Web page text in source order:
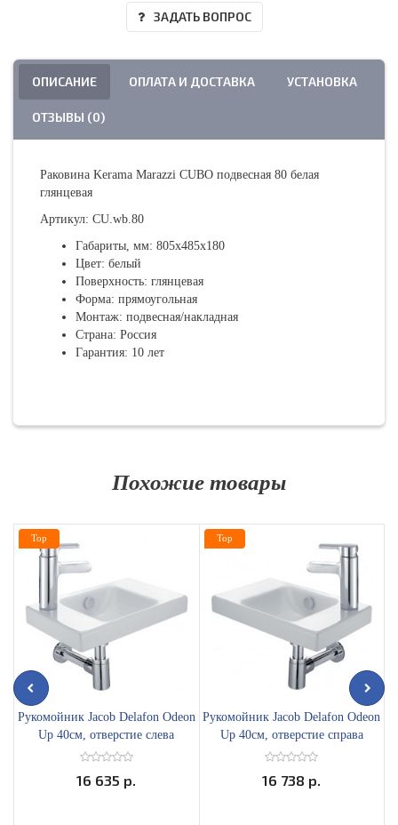
ЗАДАТЬ ВОПРОС
ОПИСАНИЕ ОПЛАТА И ДОСТАВКА УСТАНОВКА
ОТЗЫВЫ (0)
Раковина Kerama Marazzi CUBO подвесная 80 белая
глянцевая
Артикул: CU.wb.80
Габариты, мм: 805х485х180
Цвет: белый
Поверхность: глянцевая
Форма: прямоугольная
Монтаж: подвесная/накладная
Страна: Россия
Гарантия: 10 лет
Похожие товары
Рукомойник Jacob Delafon Odeon
Up 40см, отверстие слева
16 635 р.
Top
Рукомойник Jacob Delafon Odeon
Up 40см, отверстие справа
16 738 р.
Top